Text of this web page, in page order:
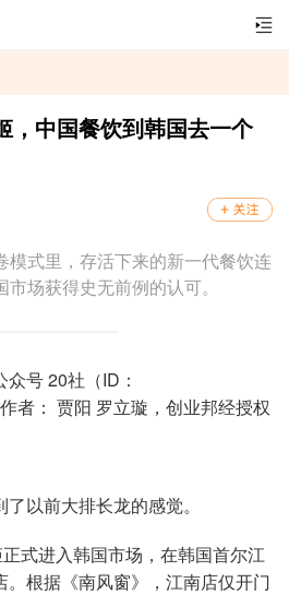
，中国餐饮到韩国去一个
模式里，存活下来的新一代餐饮连
场获得史无前例的认可。
号 20社（ID：
者： 贾阳 罗立璇，创业邦经授权
以前大排长龙的感觉。
式进入韩国市场，在韩国首尔江
根据《南风窗》，江南店仅开门